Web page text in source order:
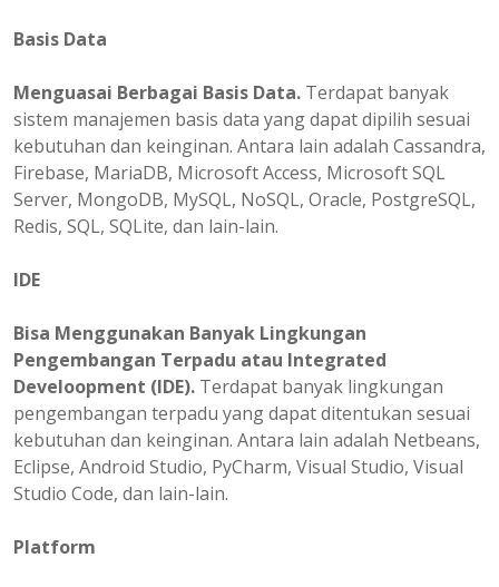
Basis Data
Menguasai Berbagai Basis Data. Terdapat banyak
sistem manajemen basis data yang dapat dipilih sesuai
kebutuhan dan keinginan. Antara lain adalah Cassandra,
Firebase, MariaDB, Microsoft Access, Microsoft SQL
Server, MongoDB, MySQL, NoSQL, Oracle, PostgreSQL,
Redis, SQL, SQLite, dan lain-lain.
IDE
Bisa Menggunakan Banyak Lingkungan
Pengembangan Terpadu atau Integrated
Develoopment (IDE). Terdapat banyak lingkungan
pengembangan terpadu yang dapat ditentukan sesuai
kebutuhan dan keinginan. Antara lain adalah Netbeans,
Eclipse, Android Studio, PyCharm, Visual Studio, Visual
Studio Code, dan lain-lain.
Platform